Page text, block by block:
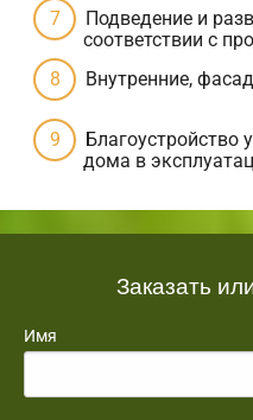
Подведение и
соответствии с
Внутренние,
Благоустройство
дома в
Заказать
Имя